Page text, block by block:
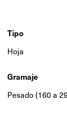
Tipo
Hoja
Gramaje
Pesado (160 a